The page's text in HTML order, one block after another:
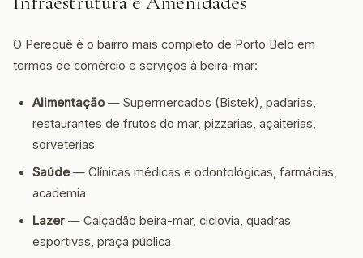
O Perequê é o bairro mais completo de Porto Belo em
termos de comércio e serviços à beira-mar:
Alimentação— Supermercados (Bistek), padarias,
restaurantes de frutos do mar, pizzarias, açaiterias,
sorveterias
Saúde— Clínicas médicas e odontológicas, farmácias,
academia
Lazer — Calçadão beira-mar, ciclovia, quadras
esportivas, praça pública